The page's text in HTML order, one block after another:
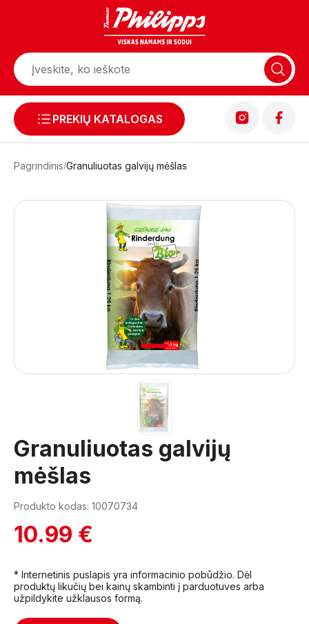
PREKIŲ KATALOGAS
Pagrindinis Granuliuotas galvijų mėšlas
1
Granuliuotas galvijų
mėšlas
Produkto kodas: 10070734
10.99 €
* Internetinis puslapis yra informacinio pobūdžio. Dėl
produktų likučių bei kainų skambinti į parduotuves arba
užpildykite užklausos formą.